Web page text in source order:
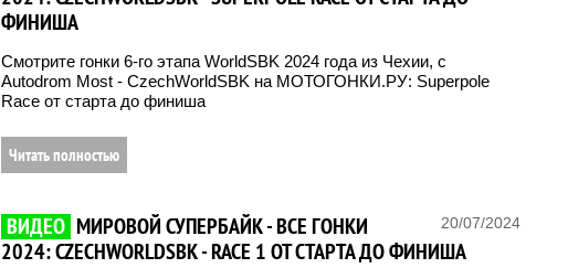
ФИНИША
Смотрите гонки 6-го этапа WorldSBK 2024 года из Чехии, с
Autodrom Most - CzechWorldSBK на МОТОГОНКИ.РУ: Superpole
Race от старта до финиша
Читать полностью
ВИДЕО 20/07/2024
МИРОВОЙ СУПЕРБАЙК - ВСЕ ГОНКИ
2024: CZECHWORLDSBK - RACE 1 ОТ СТАРТА ДО ФИНИША